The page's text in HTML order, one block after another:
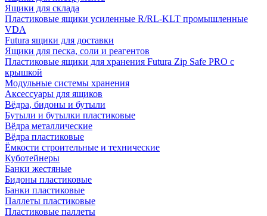
Ящики для склада
Пластиковые ящики усиленные R/RL-KLT промышленные
VDA
Futura ящики для доставки
Ящики для песка, соли и реагентов
Пластиковые ящики для хранения Futura Zip Safe PRO с
крышкой
Модульные системы хранения
Аксессуары для ящиков
Вёдра, бидоны и бутыли
Бутыли и бутылки пластиковые
Вёдра металлические
Вёдра пластиковые
Ёмкости строительные и технические
Куботейнеры
Банки жестяные
Бидоны пластиковые
Банки пластиковые
Паллеты пластиковые
Пластиковые паллеты